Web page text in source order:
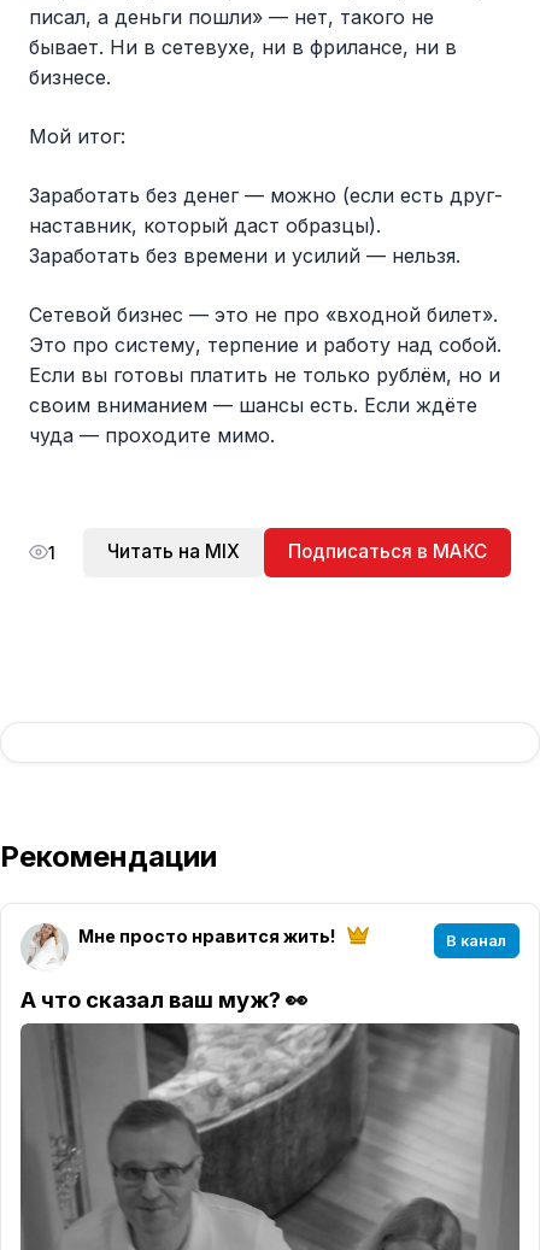
писал, а деньги пошли» — нет, такого не
бывает. Ни в сетевухе, ни в фрилансе, ни в
бизнесе.
Мой итог:
Заработать без денег — можно (если есть друг-
наставник, который даст образцы).
Заработать без времени и усилий — нельзя.
Сетевой бизнес — это не про «входной билет».
Это про систему, терпение и работу над собой.
Если вы готовы платить не только рублём, но и
своим вниманием — шансы есть. Если ждёте
чуда — проходите мимо.
1 Читать на MIX Подписаться в МАКС
Рекомендации
Мне просто нравится жить! В канал
А что сказал ваш муж? 👀